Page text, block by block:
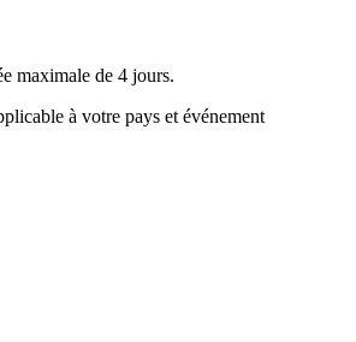
maximale de 4 jours.
à votre pays et événement